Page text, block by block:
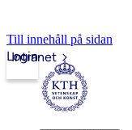
Till innehåll på sidan
Intranet
Login